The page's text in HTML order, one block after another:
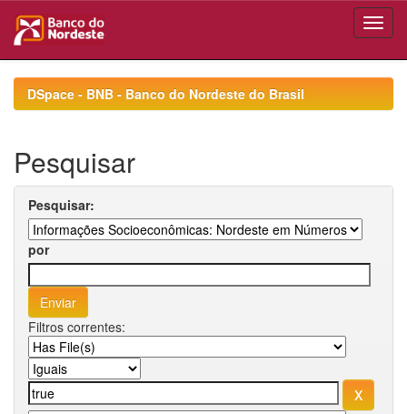
navigationDSpace - BNB - Banco do Nordeste do Brasil
Pesquisar
Pesquisar:
por
Filtros correntes: